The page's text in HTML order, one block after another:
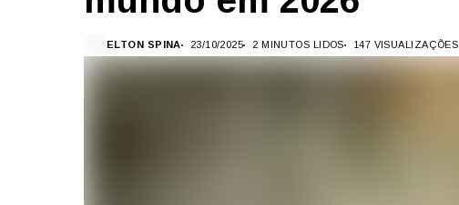
ELTON SPINA 23/10/2025 2 MINUTOS LIDOS 147 VISUALIZAÇÕES